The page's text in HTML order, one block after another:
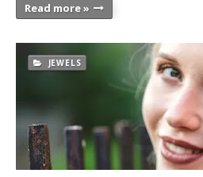
Read more »
JEWELS